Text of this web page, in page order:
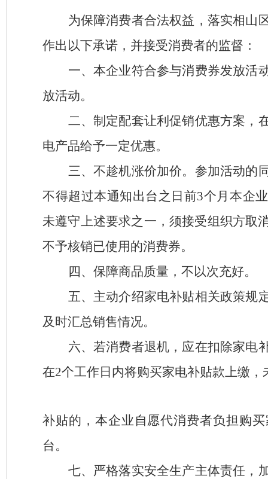
为保障消费者合法权益，落实相山
作出以下承诺，并接受消费者的监督：
一、本企业符合参与消费券发放活
放活动。
二、制定配套让利促销优惠方案，
电产品给予一定优惠。
三、不趁机涨价加价。参加活动的
不得超过本通知出台之日前3个月本企
未遵守上述要求之一，须接受组织方取
不予核销已使用的消费券。
四、保障商品质量，不以次充好。
五、主动介绍家电补贴相关政策规
及时汇总销售情况。
六、若消费者退机，应在扣除家电
在2个工作日内将购买家电补贴款上缴，
补贴的，本企业自愿代消费者负担购
台。
七、严格落实安全生产主体责任，